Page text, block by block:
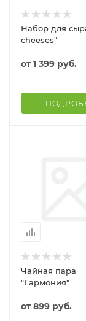
Набор для
cheeses"
от1 399 руб.
Чайная пара
"Гармония"
от899 руб.